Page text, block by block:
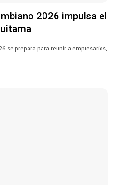
2026 impulsa el
se prepara para reunir a empresarios,